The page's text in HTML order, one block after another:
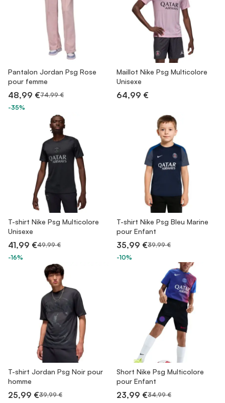
Pantalon Jordan Psg Rose
pour femme
48,99 €74,99 €
-35%
Maillot Nike Psg Multicolore
Unisexe
64,99 €
T-shirt Nike Psg Multicolore
Unisexe
41,99 €49,99 €
-16%
T-shirt Nike Psg Bleu Marine
pour Enfant
35,99 €39,99 €
-10%
T-shirt Jordan Psg Noir pour
homme
25,99 €39,99 €
Short Nike Psg Multicolore
pour Enfant
23,99 €34,99 €